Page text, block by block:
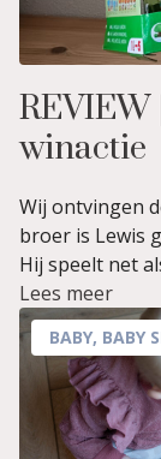
winactie
Wij ontvingen
broer is Lewis
Hij speelt net
Lees meer
BABY, BABY